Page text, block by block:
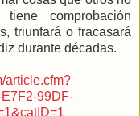
comprobación
triunfará o fracasará
durante décadas.
article.cfm?
99DF-